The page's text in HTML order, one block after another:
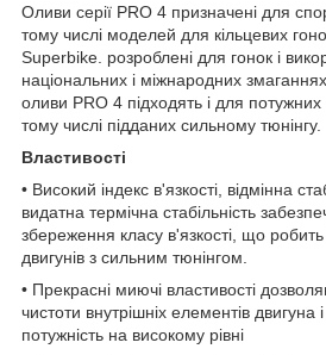
Оливи серії PRO 4 призначені для
тому числі моделей для кільцевих
Superbike. розроблені для гонок і
національних і міжнародних
оливи PRO 4 підходять і для потужних
тому числі підданих сильному тюнінгу.
Властивості
• Високий індекс в'язкості, відмінна
видатна термічна стабільність
збереження класу в'язкості, що
двигунів з сильним тюнінгом.
• Прекрасні миючі властивості
чистоти внутрішніх елементів двигуна
потужність на високому рівні